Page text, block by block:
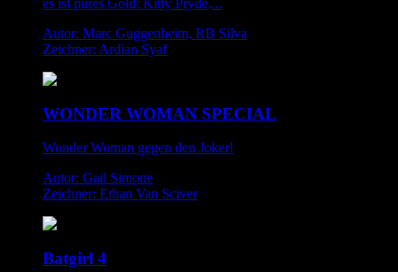
es ist pures Gold: Kitty Pryde,...
Autor: Marc Guggenheim, RB Silva
Zeichner: Ardian Syaf
WONDER WOMAN SPECIAL
Wonder Woman gegen den Joker!
Autor: Gail Simone
Zeichner: Ethan Van Sciver
Batgirl 4